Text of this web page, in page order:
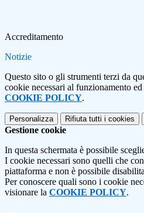
Accreditamento
Notizie
Questo sito o gli strumenti terzi da
cookie necessari al funzionamento
COOKIE POLICY.
Personalizza Rifiuta tutti i cookies
Gestione cookie
In questa schermata è possibile
I cookie necessari sono quelli che
piattaforma e non è possibile
Per conoscere quali sono i cookie
visionare la COOKIE POLICY.